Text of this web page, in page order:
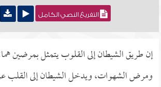
التفريغ النصي الكامل
إن طريق الشيطان إلى القلوب يتمثل بمرضين
ومرض الشهوات، ويدخل الشيطان إلى القلب